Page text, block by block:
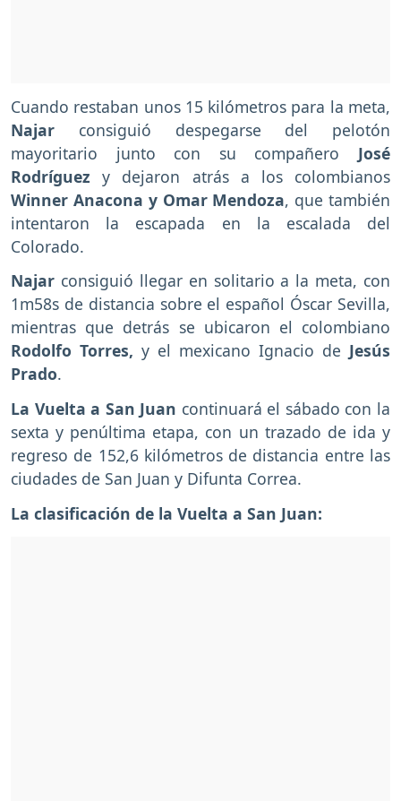
Cuando restaban unos 15 kilómetros para la meta,
Najar consiguió despegarse del pelotón
mayoritario junto con su compañero José
Rodríguez y dejaron atrás a los colombianos
Winner Anacona y Omar Mendoza, que también
intentaron la escapada en la escalada del
Colorado.
Najar consiguió llegar en solitario a la meta, con
1m58s de distancia sobre el español Óscar Sevilla,
mientras que detrás se ubicaron el colombiano
Rodolfo Torres, y el mexicano Ignacio de Jesús
Prado.
La Vuelta a San Juan continuará el sábado con la
sexta y penúltima etapa, con un trazado de ida y
regreso de 152,6 kilómetros de distancia entre las
ciudades de San Juan y Difunta Correa.
La clasificación de la Vuelta a San Juan: